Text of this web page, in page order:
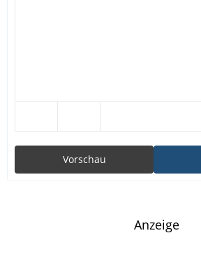
Vorschau
Anzeige